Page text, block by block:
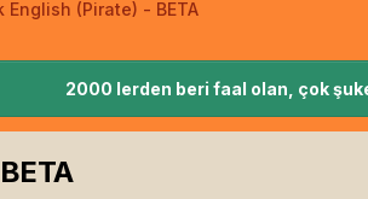
English (Pirate) - BETA
2000 lerden beri faal olan, çok